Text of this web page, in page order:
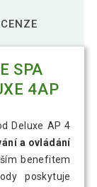
SPA
4AP
Deluxe AP 4
a ovládání
benefitem
poskytuje